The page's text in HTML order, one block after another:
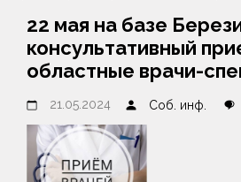
22 мая на базе
консультативный
областные врачи-
21.05.2024 Соб. инф.